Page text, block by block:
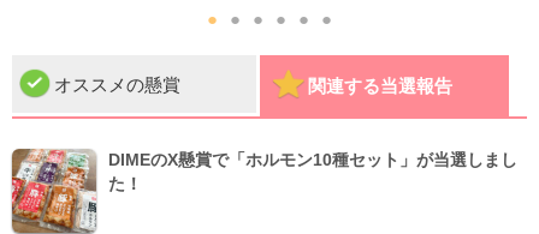
● ● ● ● ● ●
オススメの懸賞 関連する当選報告
DIMEのX懸賞で「ホルモン10種セット」が当選しまし
た！